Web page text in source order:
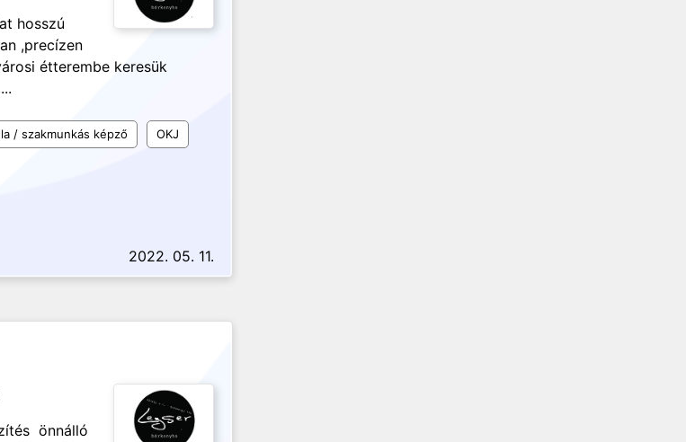
hosszú
,precízen
étterembe keresük
/ szakmunkás képző OKJ
2022. 05. 11.
önnálló